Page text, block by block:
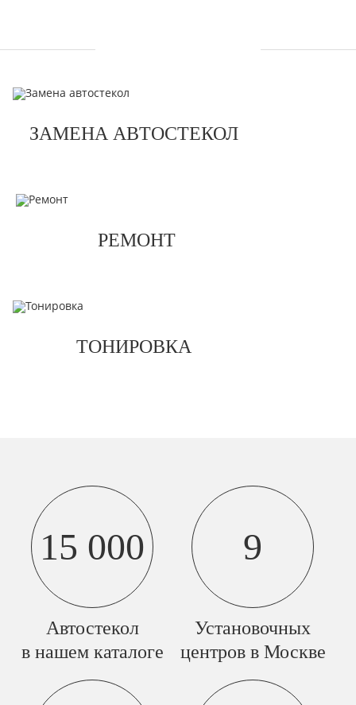
ЗАМЕНА АВТОСТЕКОЛ
РЕМОНТ
ТОНИРОВКА
15 000
Автостекол
в нашем каталоге
9
Установочных
центров в Москве